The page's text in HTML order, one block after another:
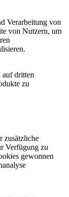
Verarbeitung von
von Nutzern, um
auf dritten
zu
zusätzliche
Verfügung zu
gewonnen